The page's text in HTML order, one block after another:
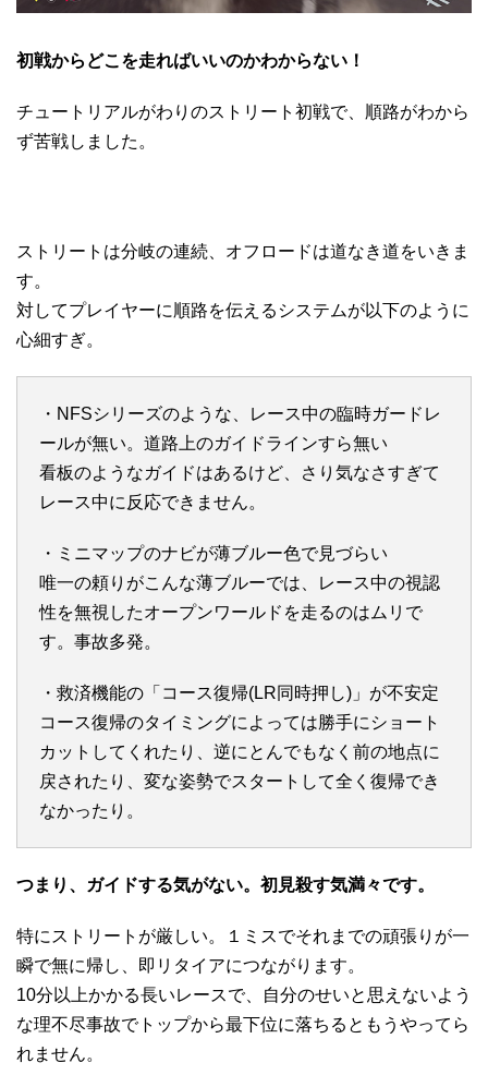
初戦からどこを走ればいいのかわからない！
チュートリアルがわりのストリート初戦で、順路がわから
ず苦戦しました。
ストリートは分岐の連続、オフロードは道なき道をいきま
す。
対してプレイヤーに順路を伝えるシステムが以下のように
心細すぎ。
・NFSシリーズのような、レース中の臨時ガードレ
ールが無い。道路上のガイドラインすら無い
看板のようなガイドはあるけど、さり気なさすぎて
レース中に反応できません。
・ミニマップのナビが薄ブルー色で見づらい
唯一の頼りがこんな薄ブルーでは、レース中の視認
性を無視したオープンワールドを走るのはムリで
す。事故多発。
・救済機能の「コース復帰(LR同時押し)」が不安定
コース復帰のタイミングによっては勝手にショート
カットしてくれたり、逆にとんでもなく前の地点に
戻されたり、変な姿勢でスタートして全く復帰でき
なかったり。
つまり、ガイドする気がない。初見殺す気満々です。
特にストリートが厳しい。１ミスでそれまでの頑張りが一
瞬で無に帰し、即リタイアにつながります。
10分以上かかる長いレースで、自分のせいと思えないよう
な理不尽事故でトップから最下位に落ちるともうやってら
れません。